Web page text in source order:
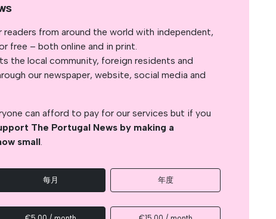
from around the world with independent,
free – both online and in print.
the local community, foreign residents and
our newspaper, website, social media and
can afford to pay for our services but if you
The Portugal News by making a
small.
每月 年度